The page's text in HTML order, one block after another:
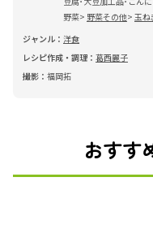
野菜
野菜その他 玉ね
ジャンル： 洋食
レシピ作成・調理： 葛西麗子
撮影： 福岡拓
おすす